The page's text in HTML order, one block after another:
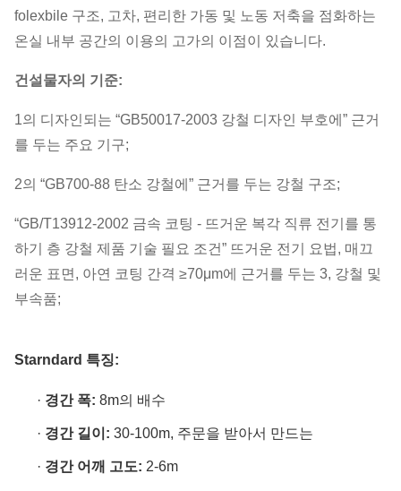
folexbile 구조, 고차, 편리한 가동 및 노동 저축을 점화하는
온실 내부 공간의 이용의 고가의 이점이 있습니다.
건설물자의 기준:
1의 디자인되는 “GB50017-2003 강철 디자인 부호에” 근거
를 두는 주요 기구;
2의 “GB700-88 탄소 강철에” 근거를 두는 강철 구조;
“GB/T13912-2002 금속 코팅 - 뜨거운 복각 직류 전기를 통
하기 층 강철 제품 기술 필요 조건” 뜨거운 전기 요법, 매끄
러운 표면, 아연 코팅 간격 ≥70μm에 근거를 두는 3, 강철 및
부속품;
Starndard 특징:
· 경간 폭: 8m의 배수
· 경간 길이: 30-100m, 주문을 받아서 만드는
· 경간 어깨 고도: 2-6m